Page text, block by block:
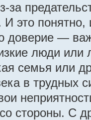
за
это понятно,
доверие —
люди
семья или
в трудных
стороны. С